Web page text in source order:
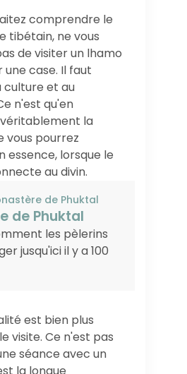
comprendre le
tibétain, ne vous
de visiter un lhamo
case. Il faut
culture et au
n'est qu'en
la
vous pourrez
essence, lorsque le
au divin.
de Phuktal
les pèlerins
jusqu'ici il y a 100
est bien plus
visite. Ce n'est pas
séance avec un